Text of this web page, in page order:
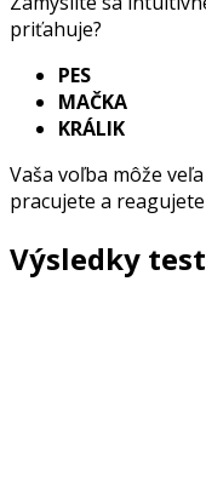
priťahuje?
PES
MAČKA
KRÁLIK
Vaša voľba môže
pracujete a
Výsledky